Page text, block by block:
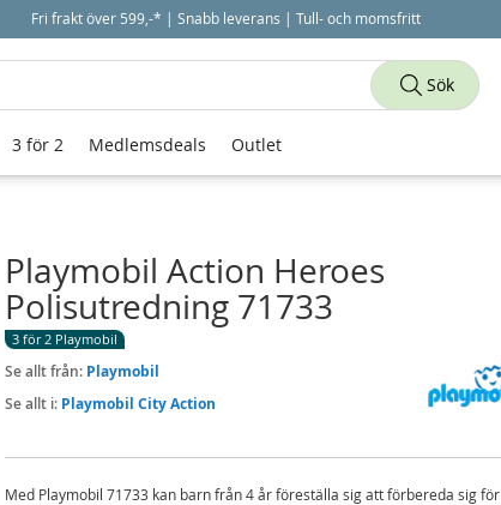
Fri frakt över 599,-* | Snabb leverans | Tull- och momsfritt
Playmobil Action Heroes
Polisutredning 71733
3 för 2 Playmobil
Se allt från: Playmobil
Se allt i: Playmobil City Action
Med Playmobil 71733 kan barn från 4 år föreställa sig att förbereda sig för
Sök
3 för 2 Medlemsdeals Outlet